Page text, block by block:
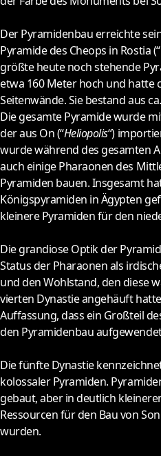
Der Pyramidenbau erreichte
Pyramide des Cheops in Rostia (“
größte heute noch stehende
etwa 160 Meter hoch und hatte
Seitenwände. Sie bestand aus
Die gesamte Pyramide wurde
der aus On (“Heliopolis“)
wurde während des gesamten
auch einige Pharaonen des
Pyramiden bauen. Insgesamt
Königspyramiden in Ägypten
kleinere Pyramiden für den
Die grandiose Optik der
Status der Pharaonen als
und den Wohlstand, den diese
vierten Dynastie angehäuft
Auffassung, dass ein Großteil
den Pyramidenbau
Die fünfte Dynastie
kolossaler Pyramiden.
gebaut, aber in deutlich
Ressourcen für den Bau von
wurden.